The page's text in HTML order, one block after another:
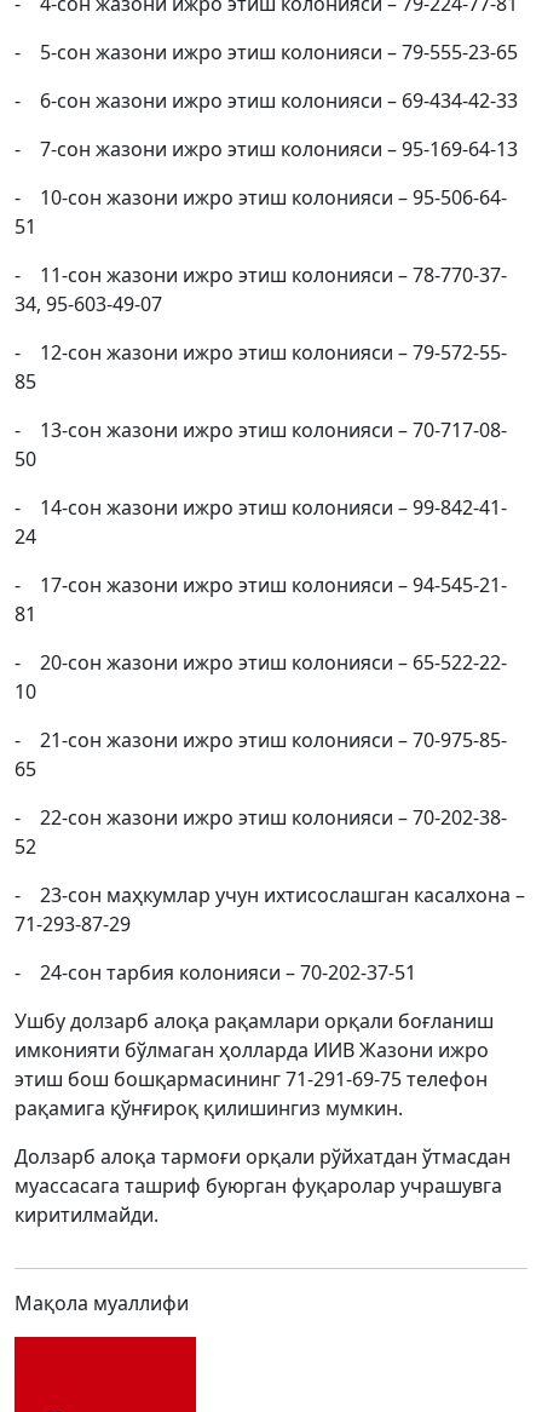
- 5-сон жазони ижро этиш колонияси – 79-555-23-65
- 6-сон жазони ижро этиш колонияси – 69-434-42-33
- 7-сон жазони ижро этиш колонияси – 95-169-64-13
- 10-сон жазони ижро этиш колонияси – 95-506-64-
51
- 11-сон жазони ижро этиш колонияси – 78-770-37-
34, 95-603-49-07
- 12-сон жазони ижро этиш колонияси – 79-572-55-
85
- 13-сон жазони ижро этиш колонияси – 70-717-08-
50
- 14-сон жазони ижро этиш колонияси – 99-842-41-
24
- 17-сон жазони ижро этиш колонияси – 94-545-21-
81
- 20-сон жазони ижро этиш колонияси – 65-522-22-
10
- 21-сон жазони ижро этиш колонияси – 70-975-85-
65
- 22-сон жазони ижро этиш колонияси – 70-202-38-
52
- 23-сон маҳкумлар учун ихтисослашган касалхона –
71-293-87-29
- 24-сон тарбия колонияси – 70-202-37-51
Ушбу долзарб алоқа рақамлари орқали боғланиш
имконияти бўлмаган ҳолларда ИИВ Жазони ижро
этиш бош бошқармасининг 71-291-69-75 телефон
рақамига қўнғироқ қилишингиз мумкин.
Долзарб алоқа тармоғи орқали рўйхатдан ўтмасдан
муассасага ташриф буюрган фуқаролар учрашувга
киритилмайди.
Мақола муаллифи